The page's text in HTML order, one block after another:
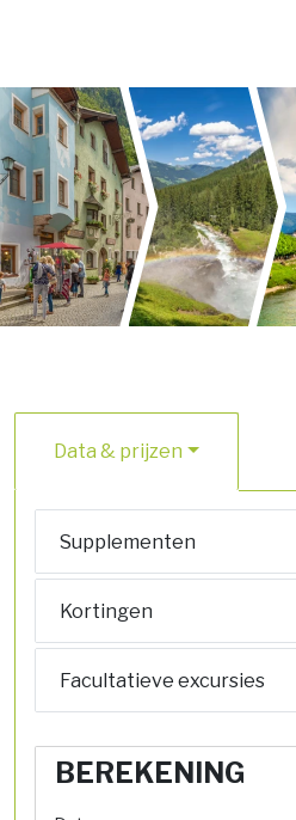
Data & prijzen
Supplementen
Kortingen
Facultatieve excursies
BEREKENING